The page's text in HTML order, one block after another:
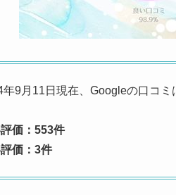
年9月11日現在、Googleの口コミ
評価：553件
価：3件